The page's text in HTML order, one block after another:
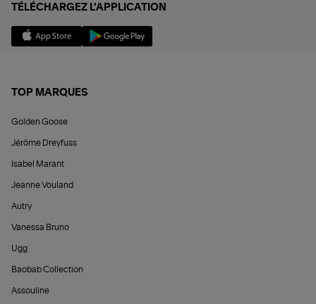
TÉLÉCHARGEZ L'APPLICATION
TOP MARQUES
Golden Goose
Jérôme Dreyfuss
Isabel Marant
Jeanne Vouland
Autry
Vanessa Bruno
Ugg
Baobab Collection
Assouline